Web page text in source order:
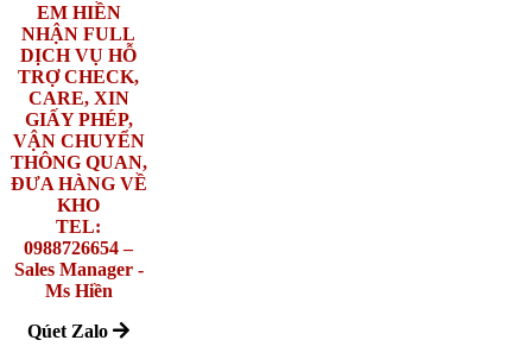
EM HIỀN
NHẬN FULL
DỊCH VỤ HỖ
TRỢ CHECK,
CARE, XIN
GIẤY PHÉP,
VẬN CHUYỂN
THÔNG QUAN,
ĐƯA HÀNG VỀ
KHO
TEL:
0988726654 –
Sales Manager -
Ms Hiền
Qúet Zalo